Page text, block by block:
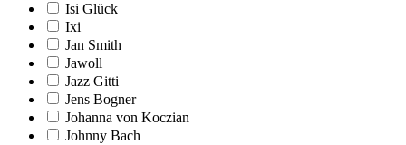
Isi Glück
Ixi
Jan Smith
Jawoll
Jazz Gitti
Jens Bogner
Johanna von Koczian
Johnny Bach